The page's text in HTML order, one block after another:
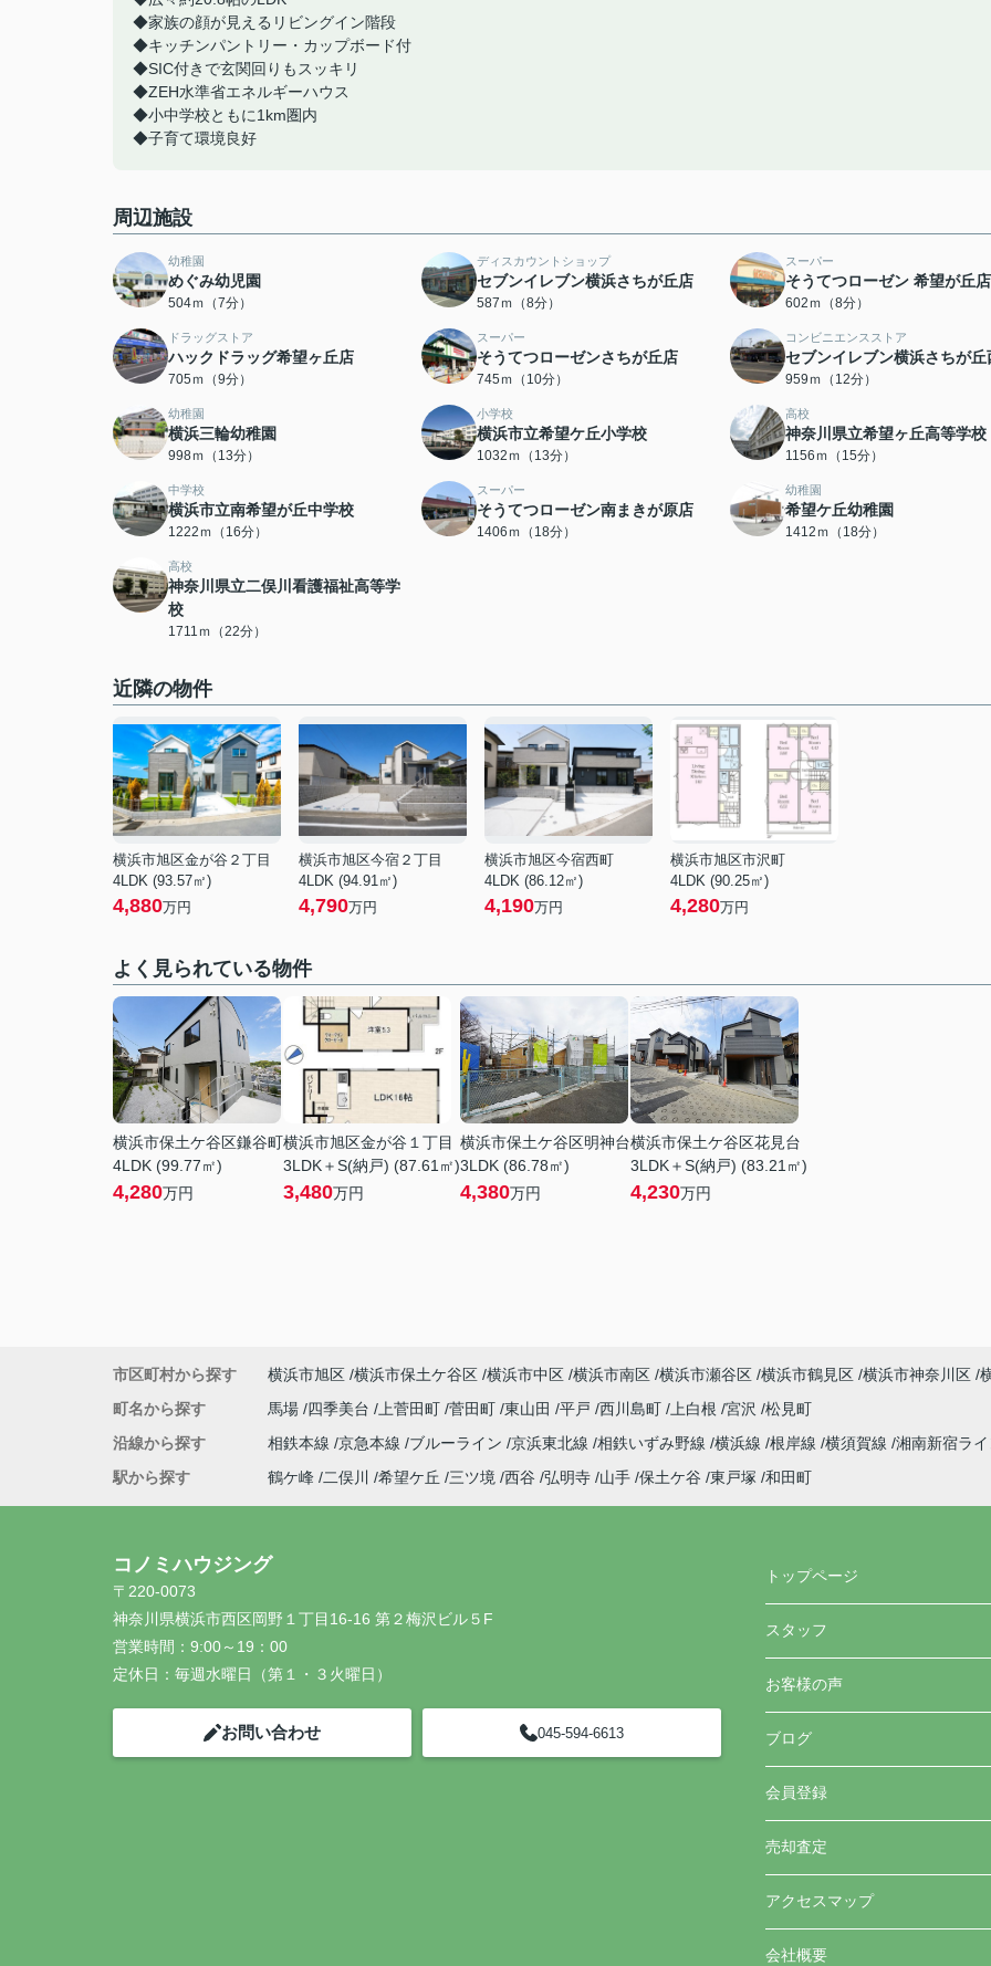
◆家族の顔が見えるリビングイン階段
◆キッチンパントリー・カップボード付
◆SIC付きで玄関回りもスッキリ
◆ZEH水準省エネルギーハウス
◆小中学校ともに1km圏内
◆子育て環境良好
周辺施設
幼稚園
めぐみ幼児園
504ｍ（7分）
ディスカウントショップ
セブンイレブン横浜さちが丘店
587ｍ（8分）
スーパー
そうてつローゼン 希望が丘店
602ｍ（8分）
ドラッグストア
ハックドラッグ希望ヶ丘店
705ｍ（9分）
スーパー
そうてつローゼンさちが丘店
745ｍ（10分）
コンビニエンスストア
セブンイレブン横浜さちが丘
959ｍ（12分）
幼稚園
横浜三輪幼稚園
998ｍ（13分）
小学校
横浜市立希望ケ丘小学校
1032ｍ（13分）
高校
神奈川県立希望ヶ丘高等学校
1156ｍ（15分）
中学校
横浜市立南希望が丘中学校
1222ｍ（16分）
スーパー
そうてつローゼン南まきが原店
1406ｍ（18分）
幼稚園
希望ケ丘幼稚園
1412ｍ（18分）
高校
神奈川県立二俣川看護福祉高等学
校
1711ｍ（22分）
近隣の物件
横浜市旭区金が谷２丁目
4LDK (93.57㎡)
4,880万円
横浜市旭区今宿２丁目
4LDK (94.91㎡)
4,790万円
横浜市旭区今宿西町
4LDK (86.12㎡)
4,190万円
横浜市旭区市沢町
4LDK (90.25㎡)
4,280万円
よく見られている物件
横浜市保土ケ谷区鎌谷町
4LDK (99.77㎡)
4,280万円
横浜市旭区金が谷１丁目
3LDK＋S(納戸) (87.61㎡)
3,480万円
横浜市保土ケ谷区明神台
3LDK (86.78㎡)
4,380万円
横浜市保土ケ谷区花見台
3LDK＋S(納戸) (83.21㎡)
4,230万円
市区町村から探す 横浜市旭区 横浜市保土ケ谷区 横浜市中区 横浜市南区 横浜市瀬谷区 横浜市鶴見区 横浜市神奈川区
町名から探す
馬場 四季美台 上菅田町 菅田町 東山田 平戸 西川島町 上白根 宮沢
松見町
沿線から探す
相鉄本線 京急本線 ブルーライン 京浜東北線 相鉄いずみ野線 横浜線 根岸線 横須賀線 湘南新宿ラ
駅から探す
鶴ケ峰 二俣川 希望ケ丘 三ツ境 西谷 弘明寺 山手 保土ケ谷 東戸塚 和田町
コノミハウジング
〒220-0073
神奈川県横浜市西区岡野１丁目16-16 第２梅沢ビル５F
営業時間： 9:00～19：00
定休日： 毎週水曜日（第１・３火曜日）
お問い合わせ 045-594-6613
トップページ
スタッフ
お客様の声
ブログ
会員登録
売却査定
アクセスマップ
会社概要